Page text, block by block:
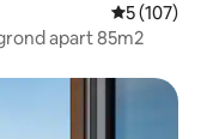
5 (107)
apart 85m2